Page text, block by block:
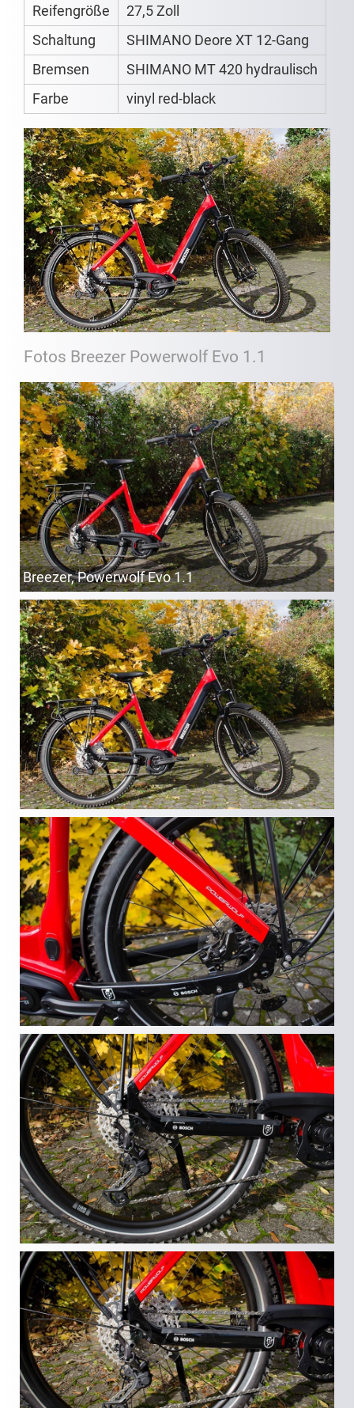
Reifengröße
27,5 Zoll
Schaltung
SHIMANO Deore XT 12-Gang
Bremsen
SHIMANO MT 420 hydraulisch
Farbe
vinyl red-black
Fotos Breezer Powerwolf Evo 1.1
Breezer, Powerwolf Evo 1.1